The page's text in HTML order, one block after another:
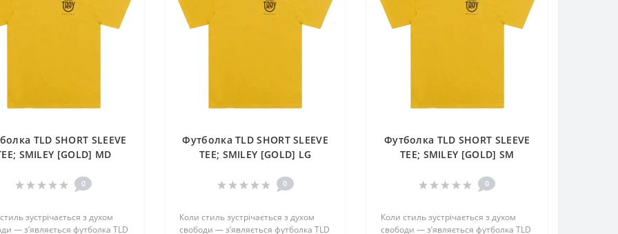
TLD SHORT SLEEVE
SMILEY [GOLD] MD
0
зустрічається з духом
— з’являється футболка TLD
Футболка TLD SHORT SLEEVE
TEE; SMILEY [GOLD] LG
0
Коли стиль зустрічається з духом
свободи — з’являється футболка TLD
Футболка TLD SHORT SLEEVE
TEE; SMILEY [GOLD] SM
0
Коли стиль зустрічається з духом
свободи — з’являється футболка TLD